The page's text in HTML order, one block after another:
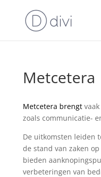
Metcetera
Metcetera brengtvaak
zoals communicatie-
De uitkomsten leiden
de stand van zaken
bieden
verbeteringen van